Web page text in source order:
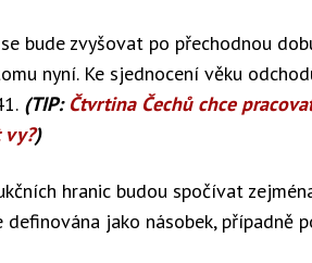
bude zvyšovat po přechodnou
nyní. Ke sjednocení věku
(TIP: Čtvrtina Čechů chce
vy?)
hranic budou spočívat
jako násobek, případně